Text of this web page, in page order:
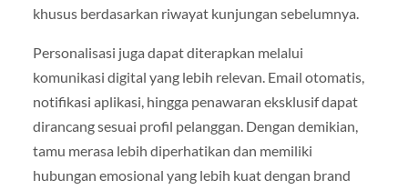
khusus berdasarkan riwayat kunjungan sebelumnya.
Personalisasi juga dapat diterapkan melalui
komunikasi digital yang lebih relevan. Email otomatis,
notifikasi aplikasi, hingga penawaran eksklusif dapat
dirancang sesuai profil pelanggan. Dengan demikian,
tamu merasa lebih diperhatikan dan memiliki
hubungan emosional yang lebih kuat dengan brand